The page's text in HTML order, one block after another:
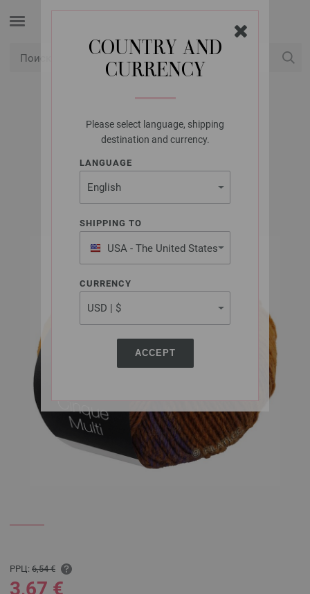
COUNTRY AND
CURRENCY
Please select language, shipping
destination and currency.
LANGUAGE
SHIPPING TO
USA - The United States
of America
CURRENCY
ACCEPT
LANA GROSSA
CINQUE MULTI
РРЦ: 6,54 €
3,67 €